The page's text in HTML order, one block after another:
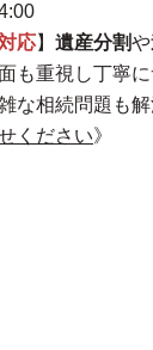
応】 遺産分割や
も重視し丁寧に
な相続問題も
ください》